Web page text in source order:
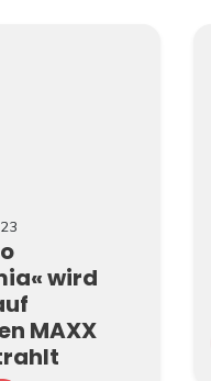
wird
MAXX